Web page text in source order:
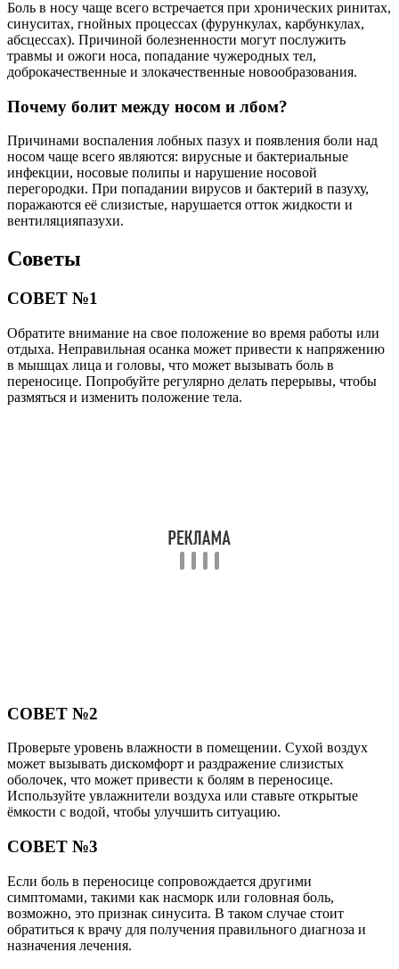
Боль в носу чаще всего встречается при хронических ринитах,
синуситах, гнойных процессах (фурункулах, карбункулах,
абсцессах). Причиной болезненности могут послужить
травмы и ожоги носа, попадание чужеродных тел,
доброкачественные и злокачественные новообразования.
Почему болит между носом и лбом?
Причинами воспаления лобных пазух и появления боли над
носом чаще всего являются: вирусные и бактериальные
инфекции, носовые полипы и нарушение носовой
перегородки. При попадании вирусов и бактерий в пазуху,
поражаются её слизистые, нарушается отток жидкости и
вентиляцияпазухи.
Советы
СОВЕТ №1
Обратите внимание на свое положение во время работы или
отдыха. Неправильная осанка может привести к напряжению
в мышцах лица и головы, что может вызывать боль в
переносице. Попробуйте регулярно делать перерывы, чтобы
размяться и изменить положение тела.
СОВЕТ №2
Проверьте уровень влажности в помещении. Сухой воздух
может вызывать дискомфорт и раздражение слизистых
оболочек, что может привести к болям в переносице.
Используйте увлажнители воздуха или ставьте открытые
ёмкости с водой, чтобы улучшить ситуацию.
СОВЕТ №3
Если боль в переносице сопровождается другими
симптомами, такими как насморк или головная боль,
возможно, это признак синусита. В таком случае стоит
обратиться к врачу для получения правильного диагноза и
назначения лечения.